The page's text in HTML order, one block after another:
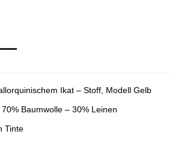
Ikat – Stoff, Modell Gelb
Baumwolle – 30% Leinen
Tinte